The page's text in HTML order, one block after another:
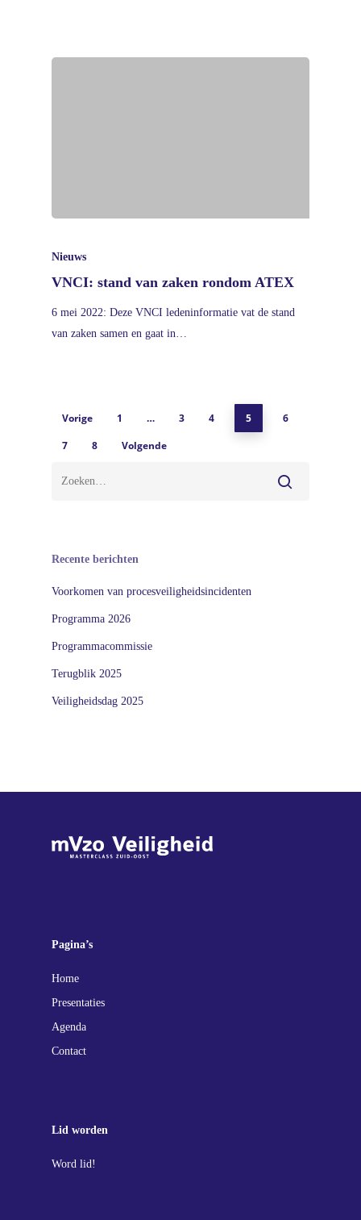
Nieuws
VNCI: stand van zaken rondom ATEX
6 mei 2022: Deze VNCI ledeninformatie vat de stand
van zaken samen en gaat in…
Vorige 1 … 3 4 5
6
7
8 Volgende
Recente berichten
Voorkomen van procesveiligheidsincidenten
Programma 2026
Programmacommissie
Terugblik 2025
Veiligheidsdag 2025
Pagina’s
Home
Presentaties
Agenda
Contact
Lid worden
Word lid!